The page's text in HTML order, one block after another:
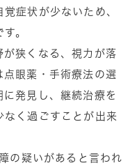
症状が少ないため、
。
狭くなる、視力が落
眼薬・手術療法の選
発見し、継続治療を
く過ごすことが出来
の疑いがあると言われ